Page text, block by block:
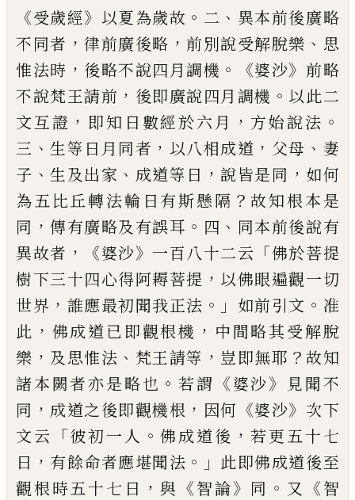
《受歲經》 以夏為歲故 。 二 、 異本前後廣略
不同者 ，律前廣後略 ，前別說受解脫樂 、 思
惟法時 ， 後略不說四月調機 。《婆沙》前略
不說梵王請前 ， 後即廣說四月調機 。 以此二
文互證 ， 即知日數經於六月 ， 方始說法 。
三 、生等日月同者 ， 以八相成道 ， 父母 、 妻
子 、生及出家 、 成道等日 ，說皆是同 ， 如何
為五比丘轉法輪日有斯懸隔 ？故知根本是
同 ，傳有廣略及有誤耳 。 四 、 同本前後說有
異故者 ，《婆沙》 一百八十二云 「佛於菩提
樹下三十四心得阿耨菩提 ， 以佛眼遍觀一切
世界 ， 誰應最初聞我正法 。」 如前引文 。 准
此 ， 佛成道已 即觀根機 ， 中間略其受解脫
樂 ， 及思惟法 、 梵王請等 ， 豈即無耶 ？故知
諸本闕者亦是略也 。若謂 《婆沙》
見聞不
同 ， 成道之後即觀機根 ， 因何 《婆沙》 次下
文云
「彼初一人 。佛成道後 ，若更五十七
日 ， 有餘命者應堪聞法 。」 此即佛成道後至
觀根時五十七日 ，與 《智論》 同 。 又 《智